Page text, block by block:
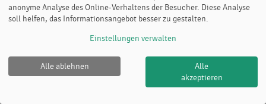
Tennisclub Volketswil |
Datenschutz- und
Cookie Policy
anonyme Analyse des Online-Verhaltens der Besucher. Diese Analyse
soll helfen, das Informationsangebot besser zu gestalten.
Einstellungen verwalten
Alle ablehnen
Alle
akzeptieren